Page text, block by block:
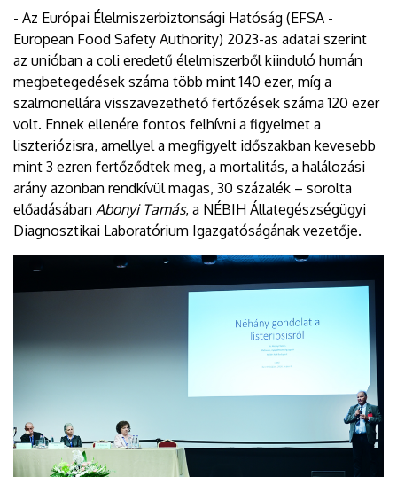
- Az Európai Élelmiszerbiztonsági Hatóság (EFSA -
European Food Safety Authority) 2023-as adatai szerint
az unióban a coli eredetű élelmiszerből kiinduló humán
megbetegedések száma több mint 140 ezer, míg a
szalmonellára visszavezethető fertőzések száma 120 ezer
volt. Ennek ellenére fontos felhívni a figyelmet a
liszteriózisra, amellyel a megfigyelt időszakban kevesebb
mint 3 ezren fertőződtek meg, a mortalitás, a halálozási
arány azonban rendkívül magas, 30 százalék – sorolta
előadásában Abonyi Tamás, a NÉBIH Állategészségügyi
Diagnosztikai Laboratórium Igazgatóságának vezetője.